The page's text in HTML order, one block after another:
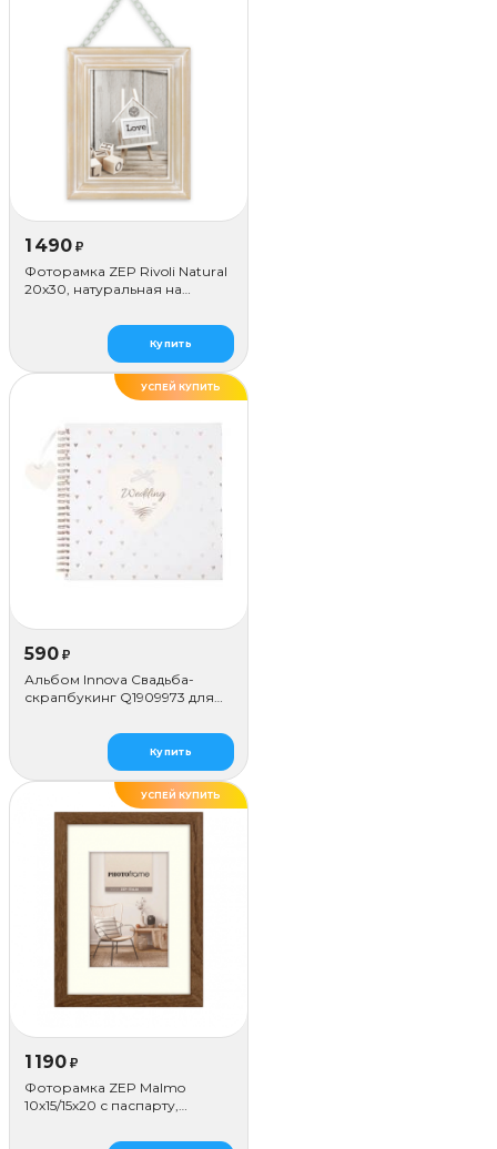
1 490 ₽
Фоторамка ZEP Rivoli Natural
20x30, натуральная на
Купить
УСПЕЙ КУПИТЬ
590 ₽
Альбом Innova Свадьба-
скрапбукинг Q1909973 для
Купить
УСПЕЙ КУПИТЬ
1 190 ₽
Фоторамка ZEP Malmo
10х15/15х20 с паспарту,